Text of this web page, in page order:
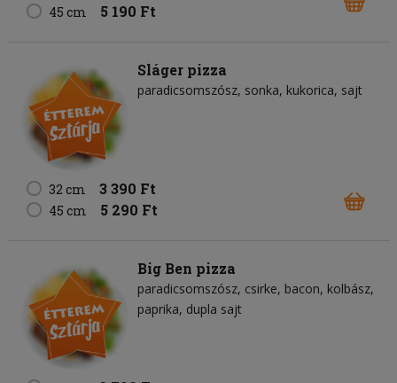
45 cm 5 190 Ft
Sláger pizza
paradicsomszósz sonka kukorica sajt
32 cm 3 390 Ft
45 cm 5 290 Ft
Big Ben pizza
paradicsomszósz csirke bacon kolbász
paprika dupla sajt